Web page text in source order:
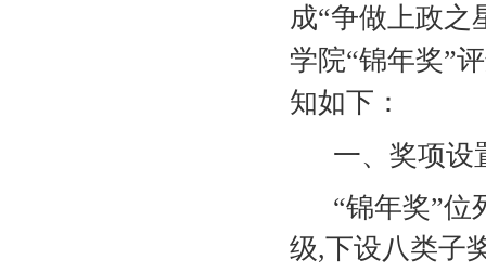
成“争做上政之
学院“锦年奖”
知如下：
一、奖项设
“锦年奖”
级,下设八类子